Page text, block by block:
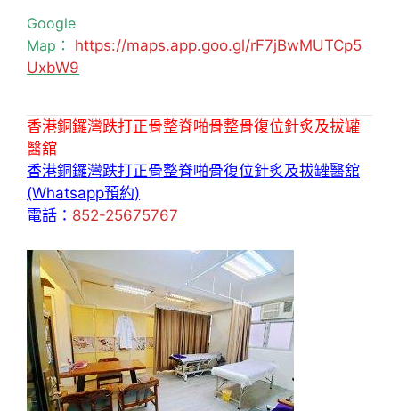
Google
Map： https://maps.app.goo.gl/rF7jBwMUTCp5
UxbW9
香港銅鑼灣跌打正骨整脊啪骨整骨復位針炙及拔罐
醫舘
香港銅鑼灣跌打正骨整脊啪骨復位針炙及拔罐醫舘
(Whatsapp預約)
電話： 852-25675767